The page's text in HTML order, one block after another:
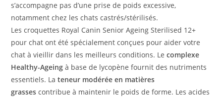
s’accompagne pas d’une prise de poids excessive,
notamment chez les chats castrés/stérilisés.
Les croquettes Royal Canin Senior Ageing Sterilised 12+
pour chat ont été spécialement conçues pour aider votre
chat à vieillir dans les meilleurs conditions. Le complexe
Healthy-Ageing à base de lycopène fournit des nutriments
essentiels. La teneur modérée en matières
grasses contribue à maintenir le poids de forme. Les acides